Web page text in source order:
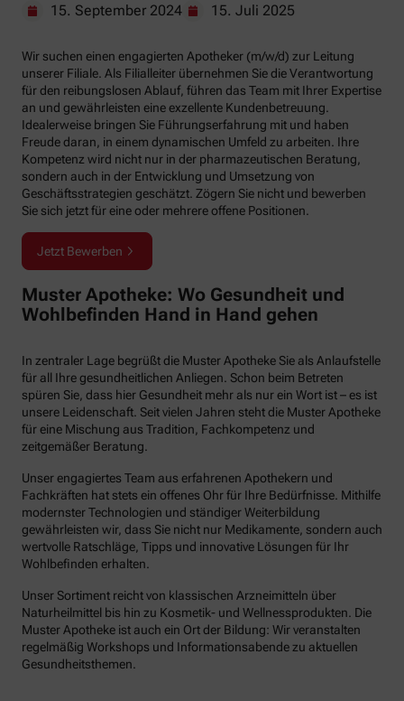
15. September 2024 15. Juli 2025
Wir suchen einen engagierten Apotheker (m/w/d) zur Leitung
unserer Filiale. Als Filialleiter übernehmen Sie die Verantwortung
für den reibungslosen Ablauf, führen das Team mit Ihrer Expertise
an und gewährleisten eine exzellente Kundenbetreuung.
Idealerweise bringen Sie Führungserfahrung mit und haben
Freude daran, in einem dynamischen Umfeld zu arbeiten. Ihre
Kompetenz wird nicht nur in der pharmazeutischen Beratung,
sondern auch in der Entwicklung und Umsetzung von
Geschäftsstrategien geschätzt. Zögern Sie nicht und bewerben
Sie sich jetzt für eine oder mehrere offene Positionen.
Jetzt Bewerben
Muster Apotheke: Wo Gesundheit und
Wohlbefinden Hand in Hand gehen
In zentraler Lage begrüßt die Muster Apotheke Sie als Anlaufstelle
für all Ihre gesundheitlichen Anliegen. Schon beim Betreten
spüren Sie, dass hier Gesundheit mehr als nur ein Wort ist – es ist
unsere Leidenschaft. Seit vielen Jahren steht die Muster Apotheke
für eine Mischung aus Tradition, Fachkompetenz und
zeitgemäßer Beratung.
Unser engagiertes Team aus erfahrenen Apothekern und
Fachkräften hat stets ein offenes Ohr für Ihre Bedürfnisse. Mithilfe
modernster Technologien und ständiger Weiterbildung
gewährleisten wir, dass Sie nicht nur Medikamente, sondern auch
wertvolle Ratschläge, Tipps und innovative Lösungen für Ihr
Wohlbefinden erhalten.
Unser Sortiment reicht von klassischen Arzneimitteln über
Naturheilmittel bis hin zu Kosmetik- und Wellnessprodukten. Die
Muster Apotheke ist auch ein Ort der Bildung: Wir veranstalten
regelmäßig Workshops und Informationsabende zu aktuellen
Gesundheitsthemen.